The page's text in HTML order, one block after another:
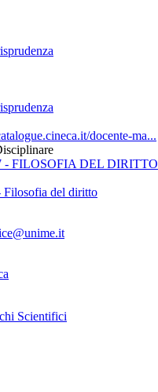
docente-ma...
- FILOSOFIA DEL DIRITTO
Filosofia del diritto
Scientifici